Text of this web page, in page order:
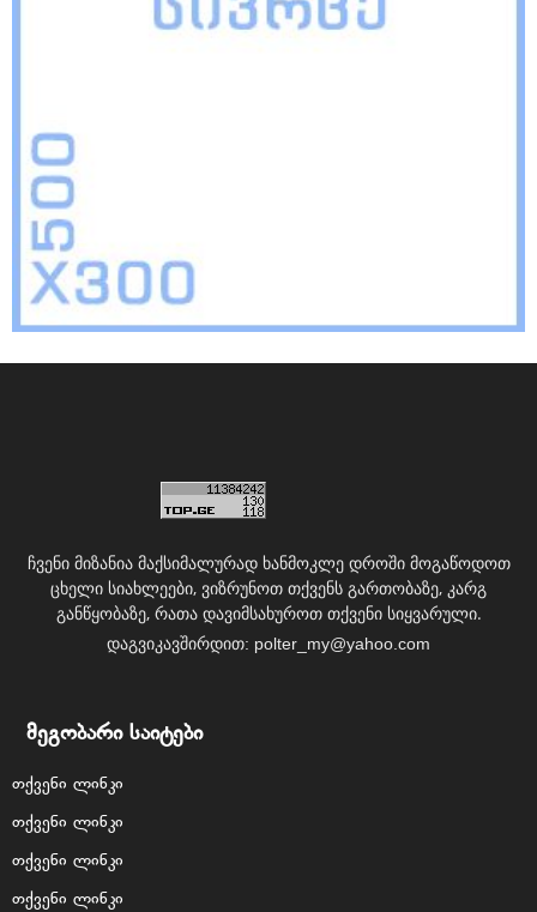
ჩვენი მიზანია მაქსიმალურად ხანმოკლე დროში მოგაწოდოთ
ცხელი სიახლეები, ვიზრუნოთ თქვენს გართობაზე, კარგ
განწყობაზე, რათა დავიმსახუროთ თქვენი სიყვარული.
დაგვიკავშირდით: polter_my@yahoo.com
მეგობარი საიტები
თქვენი ლინკი
თქვენი ლინკი
თქვენი ლინკი
თქვენი ლინკი